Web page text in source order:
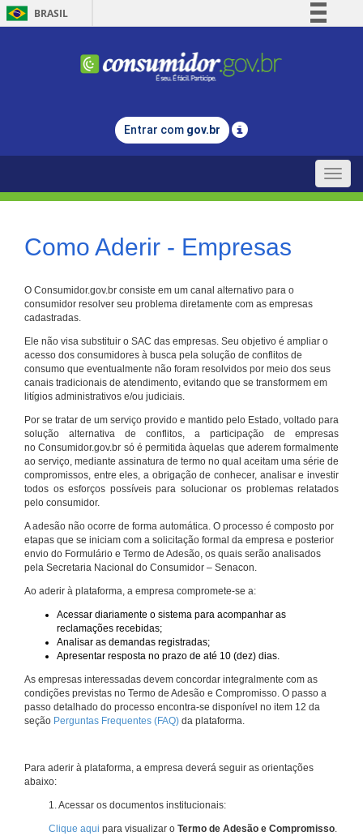
BRASIL
Comunica BR
Legislação
Entrar com gov.br
Toggle
Como Aderir - Empresas
O Consumidor.gov.br consiste em um canal alternativo para o
consumidor resolver seu problema diretamente com as empresas
cadastradas.
Ele não visa substituir o SAC das empresas. Seu objetivo é ampliar o
acesso dos consumidores à busca pela solução de conflitos de
consumo que eventualmente não foram resolvidos por meio dos seus
canais tradicionais de atendimento, evitando que se transformem em
litígios administrativos e/ou judiciais.
Por se tratar de um serviço provido e mantido pelo Estado, voltado para
solução alternativa de conflitos, a participação de empresas
no Consumidor.gov.br só é permitida àquelas que aderem formalmente
ao serviço, mediante assinatura de termo no qual aceitam uma série de
compromissos, entre eles, a obrigação de conhecer, analisar e investir
todos os esforços possíveis para solucionar os problemas relatados
pelo consumidor.
A adesão não ocorre de forma automática. O processo é composto por
etapas que se iniciam com a solicitação formal da empresa e posterior
envio do Formulário e Termo de Adesão, os quais serão analisados
pela Secretaria Nacional do Consumidor – Senacon.
Ao aderir à plataforma, a empresa compromete-se a:
Acessar diariamente o sistema para acompanhar as
reclamações recebidas;
Analisar as demandas registradas;
Apresentar resposta no prazo de até 10 (dez) dias.
As empresas interessadas devem concordar integralmente com as
condições previstas no Termo de Adesão e Compromisso. O passo a
passo detalhado do processo encontra-se disponível no item 12 da
seção Perguntas Frequentes (FAQ) da plataforma.
Para aderir à plataforma, a empresa deverá seguir as orientações
abaixo:
1. Acessar os documentos institucionais:
Clique aqui para visualizar o Termo de Adesão e Compromisso.